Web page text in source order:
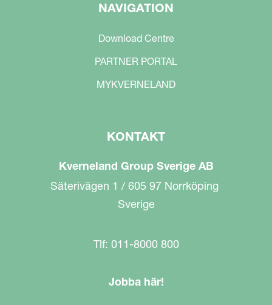
NAVIGATION
Download Centre
PARTNER PORTAL
MYKVERNELAND
KONTAKT
Kverneland Group Sverige AB
Säterivägen 1 / 605 97 Norrköping
Sverige
Tlf: 011-8000 800
Jobba här!